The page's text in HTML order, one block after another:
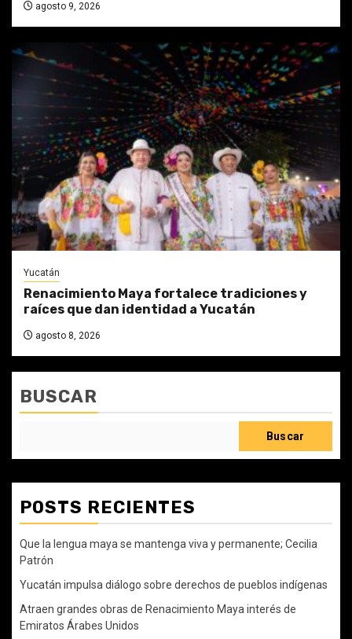
agosto 9, 2026
Yucatán
Renacimiento Maya fortalece tradiciones y
raíces que dan identidad a Yucatán
agosto 8, 2026
BUSCAR
Buscar
POSTS RECIENTES
Que la lengua maya se mantenga viva y permanente; Cecilia
Patrón
Yucatán impulsa diálogo sobre derechos de pueblos indígenas
Atraen grandes obras de Renacimiento Maya interés de
Emiratos Árabes Unidos